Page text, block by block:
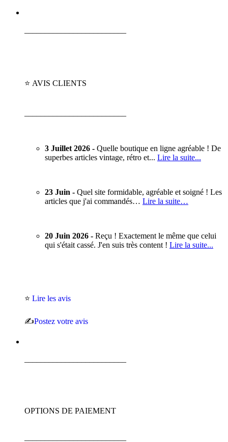
⭐ AVIS CLIENTS
3 Juillet 2026 - Quelle boutique en ligne agréable ! De
superbes articles vintage, rétro et... Lire la suite...
23 Juin - Quel site formidable, agréable et soigné ! Les
articles que j'ai commandés… Lire la suite…
20 Juin 2026 - Reçu ! Exactement le même que celui
qui s'était cassé. J'en suis très content ! Lire la suite...
⭐ Lire les avis
✍️Postez votre avis
OPTIONS DE PAIEMENT